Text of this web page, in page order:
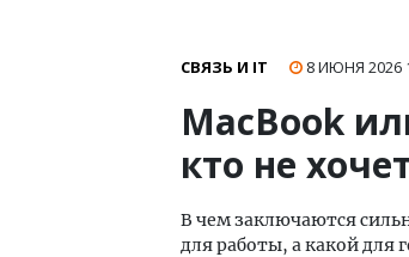
СВЯЗЬ И IT 8 ИЮНЯ 2026
MacBook
кто не
В чем заключаются
для работы, а какой для